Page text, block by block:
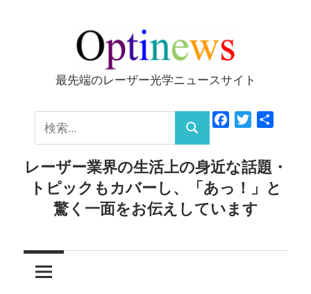
ッ
Optinews
最先端のレーザー光学ニュースサイト
索:
検
索
FacebookTwitter
レーザー業界の生活上の身近な話題・
トピックもカバーし、「あっ！」と
驚く一面をお伝えしています